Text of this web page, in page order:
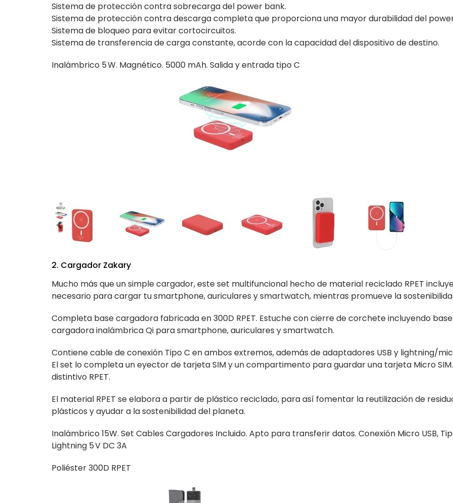
Sistema de protección contra sobrecarga del power bank.
Sistema de protección contra descarga completa que proporciona una mayor durabilidad del
Sistema de bloqueo para evitar cortocircuitos.
Sistema de transferencia de carga constante, acorde con la capacidad del dispositivo de destino.
Inalámbrico 5 W. Magnético. 5000 mAh. Salida y entrada tipo C
2. Cargador Zakary
Mucho más que un simple cargador, este set multifuncional hecho de material reciclado RPET
necesario para cargar tu smartphone, auriculares y smartwatch, mientras promueve la
Completa base cargadora fabricada en 300D RPET. Estuche con cierre de corchete incluyendo base
cargadora inalámbrica Qi para smartphone, auriculares y smartwatch.
Contiene cable de conexión Tipo C en ambos extremos, además de adaptadores USB y lightning/
El set lo completa un eyector de tarjeta SIM y un compartimento para guardar una tarjeta Micro
distintivo RPET.
El material RPET se elabora a partir de plástico reciclado, para así fomentar la reutilización de
plásticos y ayudar a la sostenibilidad del planeta.
Inalámbrico 15W. Set Cables Cargadores Incluido. Apto para transferir datos. Conexión Micro USB,
Lightning 5 V DC 3A
Poliéster 300D RPET